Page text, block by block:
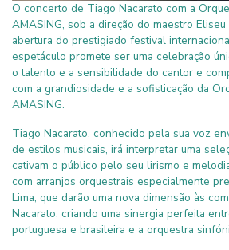
O concerto de Tiago Nacarato com a
AMASING, sob a direção do maestro
abertura do prestigiado festival
espetáculo promete ser uma celebração
o talento e a sensibilidade do cantor e
com a grandiosidade e a sofisticação da
AMASING.
Tiago Nacarato, conhecido pela sua voz
de estilos musicais, irá interpretar uma
cativam o público pelo seu lirismo e
com arranjos orquestrais especialmente
Lima, que darão uma nova dimensão às
Nacarato, criando uma sinergia perfeita
portuguesa e brasileira e a orquestra